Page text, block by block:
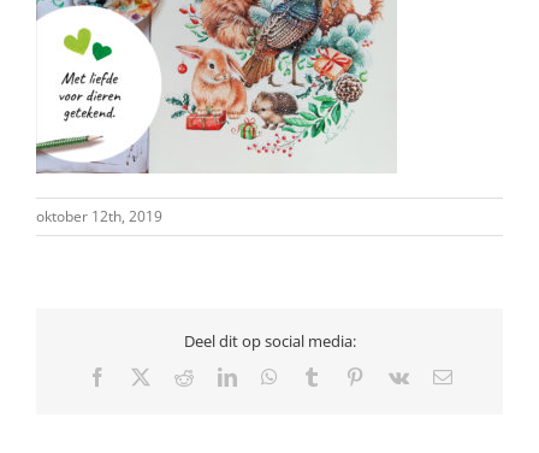
oktober 12th, 2019
Deel dit op social media:
Facebook RedditLinkedInWhatsApp
Tumblr Pinterest
Vk
E-